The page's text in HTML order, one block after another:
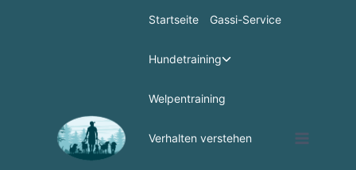
Startseite Gassi-Service
Hundetraining
Welpentraining
Verhalten verstehen